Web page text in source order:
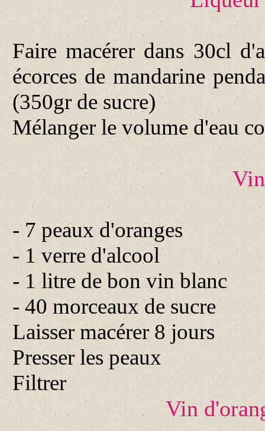
Faire macérer dans 30cl
écorces de mandarine
(350gr de sucre)
Mélanger le volume d'eau
- 7 peaux d'oranges
- 1 verre d'alcool
- 1 litre de bon vin blanc
- 40 morceaux de sucre
Laisser macérer 8 jours
Presser les peaux
Filtrer
Vin